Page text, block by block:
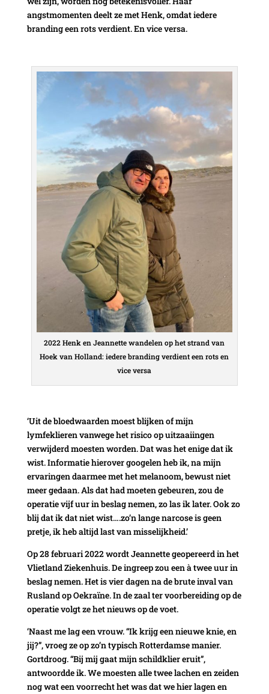
angstmomenten deelt ze met Henk, omdat iedere
branding een rots verdient. En vice versa.
2022 Henk en Jeannette wandelen op het strand van
Hoek van Holland: iedere branding verdient een rots en
vice versa
‘Uit de bloedwaarden moest blijken of mijn
lymfeklieren vanwege het risico op uitzaaiingen
verwijderd moesten worden. Dat was het enige dat ik
wist. Informatie hierover googelen heb ik, na mijn
ervaringen daarmee met het melanoom, bewust niet
meer gedaan. Als dat had moeten gebeuren, zou de
operatie vijf uur in beslag nemen, zo las ik later. Ook zo
blij dat ik dat niet wist….zo’n lange narcose is geen
pretje, ik heb altijd last van misselijkheid.’
Op 28 februari 2022 wordt Jeannette geopereerd in het
Vlietland Ziekenhuis. De ingreep zou een à twee uur in
beslag nemen. Het is vier dagen na de brute inval van
Rusland op Oekraïne. In de zaal ter voorbereiding op de
operatie volgt ze het nieuws op de voet.
‘Naast me lag een vrouw. “Ik krijg een nieuwe knie, en
jij?”, vroeg ze op zo’n typisch Rotterdamse manier.
Gortdroog. “Bij mij gaat mijn schildklier eruit”,
antwoordde ik. We moesten alle twee lachen en zeiden
nog wat een voorrecht het was dat we hier lagen en